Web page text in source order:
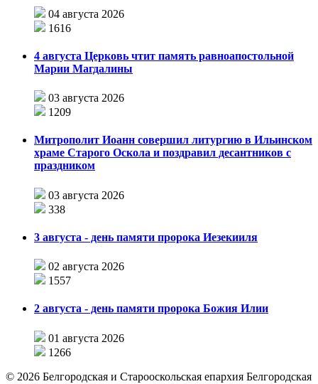
04 августа 2026
1616
4 августа Церковь чтит память равноапостольной
Марии Магдалины
03 августа 2026
1209
Митрополит Иоанн совершил литургию в Ильинском
храме Старого Оскола и поздравил десантников с
праздником
03 августа 2026
338
3 августа - день памяти пророка Иезекииля
02 августа 2026
1557
2 августа - день памяти пророка Божия Илии
01 августа 2026
1266
© 2026 Белгородская и Старооскольская епархия Белгородская